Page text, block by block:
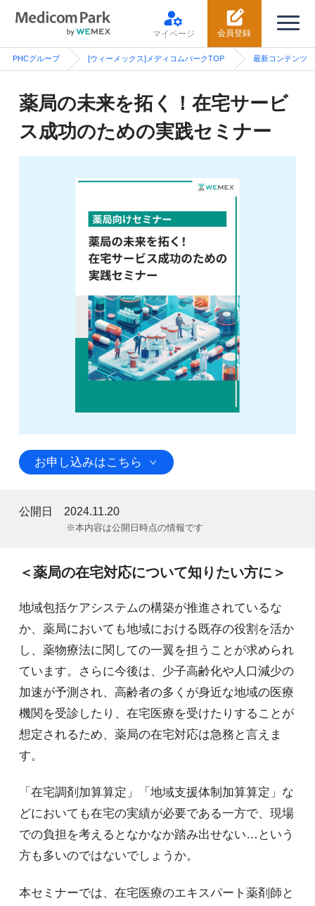
会員登録
マイページ
PHCグループ [ウィーメックス]メディコムパークTOP 最新コンテンツ
薬局の未来を拓く！在宅サービ
ス成功のための実践セミナー
お申し込みはこちら
公開日 2024.11.20
※本内容は公開日時点の情報です
＜薬局の在宅対応について知りたい方に＞
地域包括ケアシステムの構築が推進されているな
か、薬局においても地域における既存の役割を活か
し、薬物療法に関しての一翼を担うことが求められ
ています。さらに今後は、少子高齢化や人口減少の
加速が予測され、高齢者の多くが身近な地域の医療
機関を受診したり、在宅医療を受けたりすることが
想定されるため、薬局の在宅対応は急務と言えま
す。
「在宅調剤加算算定」「地域支援体制加算算定」な
どにおいても在宅の実績が必要である一方で、現場
での負担を考えるとなかなか踏み出せない…という
方も多いのではないでしょうか。
本セミナーでは、在宅医療のエキスパート薬剤師と